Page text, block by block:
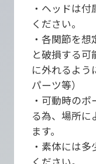
・ヘッドは
ください。
・各関節を
と破損する
に外れるよう
パーツ等）
・可動時の
る為、場所に
ます。
・素体には